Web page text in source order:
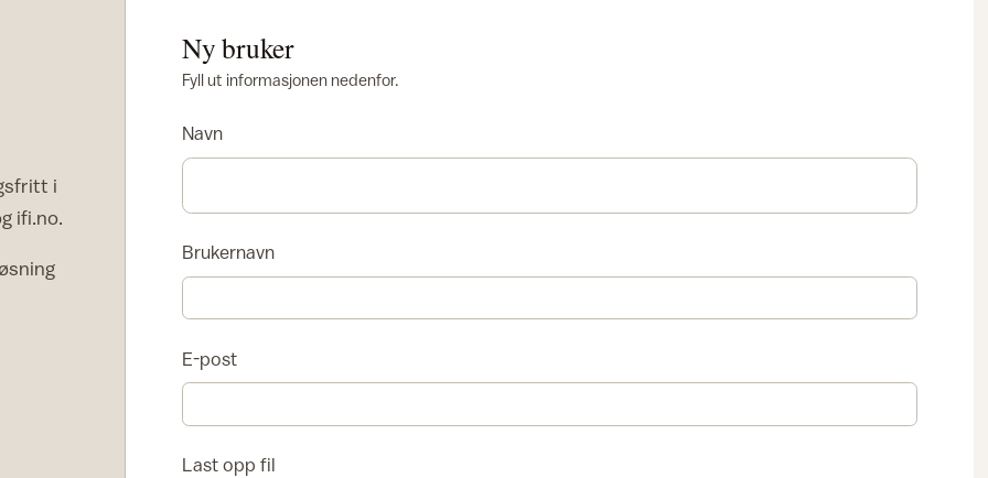
i
ifi.no.
Ny bruker
Fyll ut informasjonen nedenfor.
Navn
Brukernavn
E-post
Last opp fil